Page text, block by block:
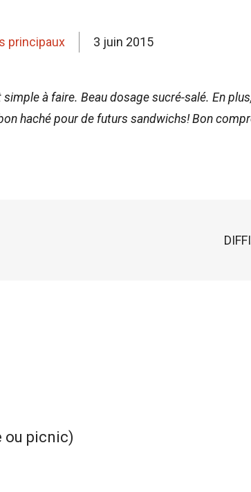
principaux 3 juin 2015
à faire. Beau dosage sucré-salé. En
haché pour de futurs sandwichs! Bon
ou picnic)